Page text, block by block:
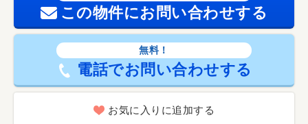
この物件にお問い合わせする
無料！
電話でお問い合わせする
お気に入りに追加する